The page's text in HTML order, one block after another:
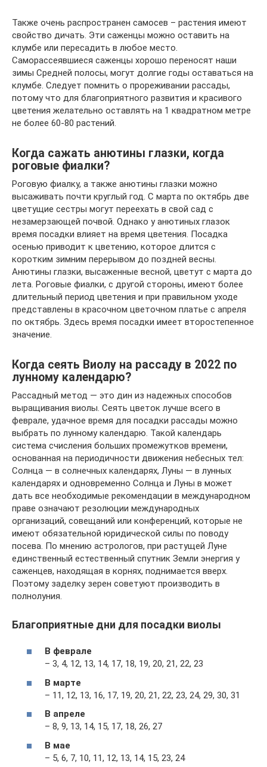
Также очень распространен самосев – растения имеют
свойство дичать. Эти саженцы можно оставить на
клумбе или пересадить в любое место.
Саморассеявшиеся саженцы хорошо переносят наши
зимы Средней полосы, могут долгие годы оставаться на
клумбе. Следует помнить о прореживании рассады,
потому что для благоприятного развития и красивого
цветения желательно оставлять на 1 квадратном метре
не более 60-80 растений.
Когда сажать анютины глазки, когда
роговые фиалки?
Роговую фиалку, а также анютины глазки можно
высаживать почти круглый год. С марта по октябрь две
цветущие сестры могут переехать в свой сад с
незамерзающей почвой. Однако у анютиных глазок
время посадки влияет на время цветения. Посадка
осенью приводит к цветению, которое длится с
коротким зимним перерывом до поздней весны.
Анютины глазки, высаженные весной, цветут с марта до
лета. Роговые фиалки, с другой стороны, имеют более
длительный период цветения и при правильном уходе
представлены в красочном цветочном платье с апреля
по октябрь. Здесь время посадки имеет второстепенное
значение.
Когда сеять Виолу на рассаду в 2022 по
лунному календарю?
Рассадный метод — это дин из надежных способов
выращивания виолы. Сеять цветок лучше всего в
феврале, удачное время для посадки рассады можно
выбрать по лунному календарю. Такой календарь
система счисления больших промежутков времени,
основанная на периодичности движения небесных тел:
Солнца — в солнечных календарях, Луны — в лунных
календарях и одновременно Солнца и Луны в может
дать все необходимые рекомендации в международном
праве означают резолюции международных
организаций, совещаний или конференций, которые не
имеют обязательной юридической силы по поводу
посева. По мнению астрологов, при растущей Луне
единственный естественный спутник Земли энергия у
саженцев, находящая в корнях, поднимается вверх.
Поэтому заделку зерен советуют производить в
полнолуния.
Благоприятные дни для посадки виолы
В феврале
– 3, 4, 12, 13, 14, 17, 18, 19, 20, 21, 22, 23
В марте
– 11, 12, 13, 16, 17, 19, 20, 21, 22, 23, 24, 29, 30, 31
В апреле
– 8, 9, 13, 14, 15, 17, 18, 26, 27
В мае
– 5, 6, 7, 10, 11, 12, 13, 14, 15, 23, 24